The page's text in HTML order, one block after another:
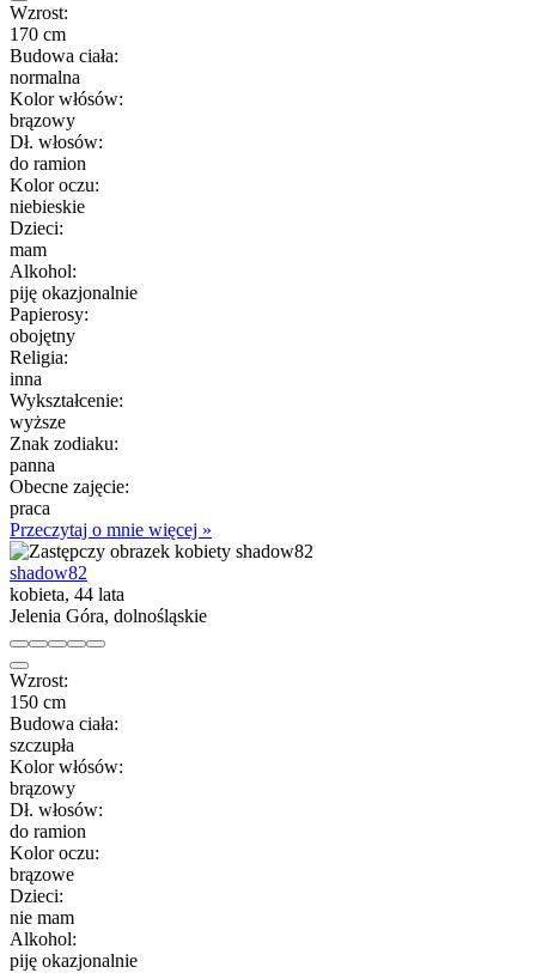
Wzrost:
170 cm
Budowa ciała:
normalna
Kolor włósów:
brązowy
Dł. włosów:
do ramion
Kolor oczu:
niebieskie
Dzieci:
mam
Alkohol:
piję okazjonalnie
Papierosy:
obojętny
Religia:
inna
Wykształcenie:
wyższe
Znak zodiaku:
panna
Obecne zajęcie:
praca
Przeczytaj o mnie więcej »
shadow82
kobieta, 44 lata
Jelenia Góra, dolnośląskie
Wzrost:
150 cm
Budowa ciała:
szczupła
Kolor włósów:
brązowy
Dł. włosów:
do ramion
Kolor oczu:
brązowe
Dzieci:
nie mam
Alkohol:
piję okazjonalnie